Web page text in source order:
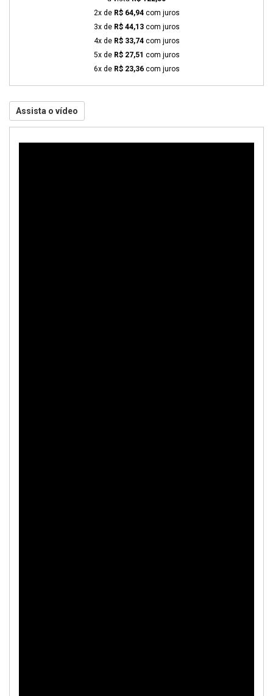
2x de R$ 64,94com juros
3x de R$ 44,13com juros
4x de R$ 33,74com juros
5x de R$ 27,51 com juros
6x de R$ 23,36com juros
Assista o vídeo